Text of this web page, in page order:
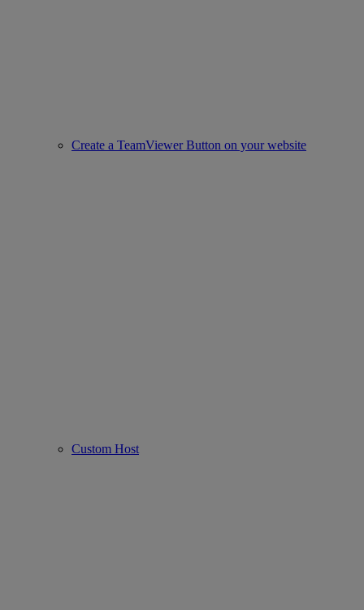
Create a TeamViewer Button on your website
Custom Host